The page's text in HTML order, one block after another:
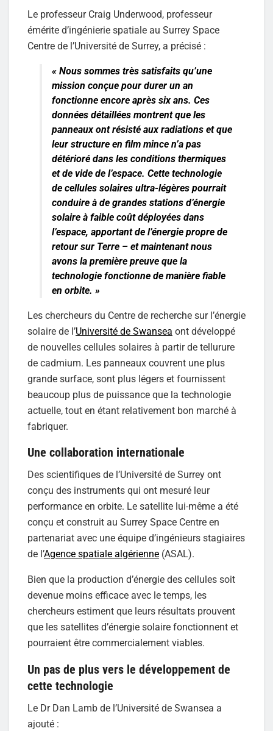
Le professeur Craig Underwood, professeur
émérite d’ingénierie spatiale au Surrey Space
Centre de l’Université de Surrey, a précisé :
« Nous sommes très satisfaits qu’une
mission conçue pour durer un an
fonctionne encore après six ans. Ces
données détaillées montrent que les
panneaux ont résisté aux radiations et que
leur structure en film mince n’a pas
détérioré dans les conditions thermiques
et de vide de l’espace. Cette technologie
de cellules solaires ultra-légères pourrait
conduire à de grandes stations d’énergie
solaire à faible coût déployées dans
l’espace, apportant de l’énergie propre de
retour sur Terre – et maintenant nous
avons la première preuve que la
technologie fonctionne de manière fiable
en orbite. »
Les chercheurs du Centre de recherche sur l’énergie
solaire de l’Université de Swansea ont développé
de nouvelles cellules solaires à partir de tellurure
de cadmium. Les panneaux couvrent une plus
grande surface, sont plus légers et fournissent
beaucoup plus de puissance que la technologie
actuelle, tout en étant relativement bon marché à
fabriquer.
Une collaboration internationale
Des scientifiques de l’Université de Surrey ont
conçu des instruments qui ont mesuré leur
performance en orbite. Le satellite lui-même a été
conçu et construit au Surrey Space Centre en
partenariat avec une équipe d’ingénieurs stagiaires
de l’Agence spatiale algérienne (ASAL).
Bien que la production d’énergie des cellules soit
devenue moins efficace avec le temps, les
chercheurs estiment que leurs résultats prouvent
que les satellites d’énergie solaire fonctionnent et
pourraient être commercialement viables.
Un pas de plus vers le développement de
cette technologie
Le Dr Dan Lamb de l’Université de Swansea a
ajouté :